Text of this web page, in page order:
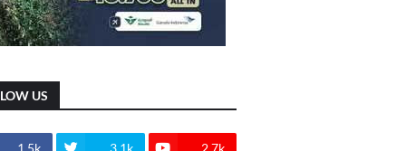
US
1.5k 3.1k 2.7k